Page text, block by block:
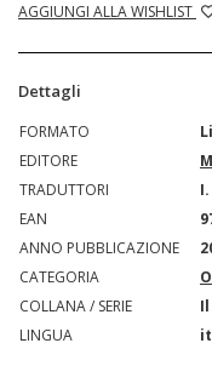
AGGIUNGI ALLA WISHLIST
Dettagli
FORMATO
EDITORE
TRADUTTORI
EAN
ANNO PUBBLICAZIONE
CATEGORIA
COLLANA / SERIE
LINGUA